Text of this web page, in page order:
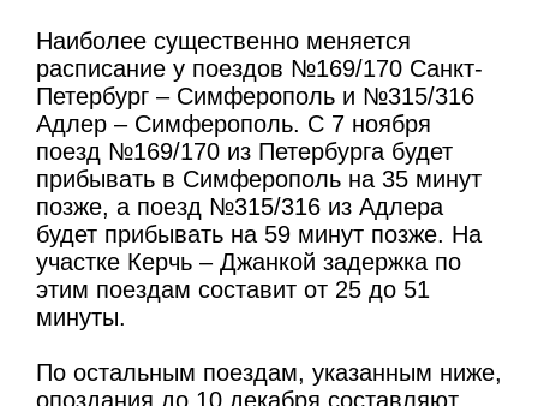
Наиболее существенно меняется
расписание у поездов №169/170 Санкт-
Петербург – Симферополь и №315/316
Адлер – Симферополь. С 7 ноября
поезд №169/170 из Петербурга будет
прибывать в Симферополь на 35 минут
позже, а поезд №315/316 из Адлера
будет прибывать на 59 минут позже. На
участке Керчь – Джанкой задержка по
этим поездам составит от 25 до 51
минуты.
По остальным поездам, указанным ниже,
опоздания до 10 декабря составляют